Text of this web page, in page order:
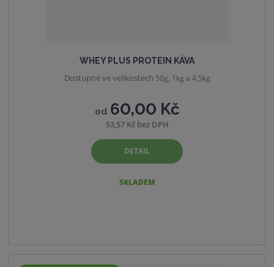
WHEY PLUS PROTEIN KÁVA
od 60,00 Kč
53,57 Kč bez DPH
DETAIL
SKLADEM
Dostupné ve velikostech 50g, 1kg a 4,5kg